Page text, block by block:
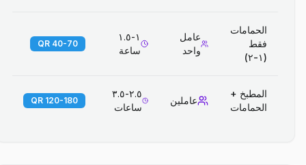
الحمامات
فقط
(١-٢)
عامل
واحد
١-١.٥
ساعة
40-70 QR
المطبخ +
الحمامات
عاملين
٢.٥-٣.٥
ساعات
120-180 QR